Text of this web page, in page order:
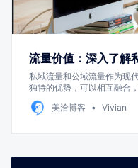
流量价值：深入了解
私域流量和公域流量作为现
独特的优势，可以相互融合
美洽博客
Vivian